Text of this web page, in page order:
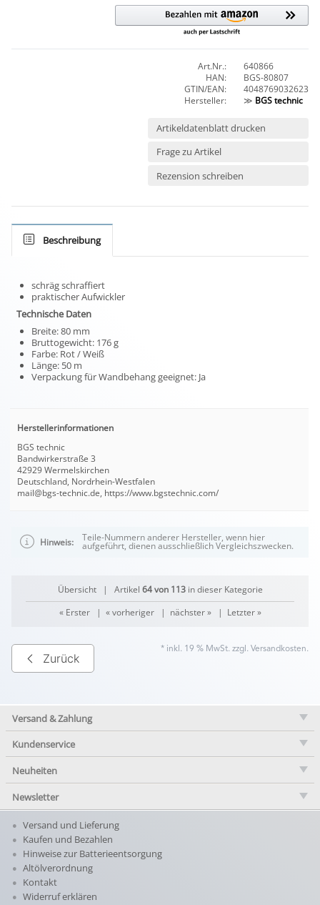
Art.Nr.:
640866
HAN:
BGS-80807
GTIN/EAN:
4048769032623
Hersteller:
≫ BGS technic
Artikeldatenblatt drucken
Frage zu Artikel
Rezension schreiben
Beschreibung
schräg schraffiert
praktischer Aufwickler
Technische Daten
Breite: 80 mm
Bruttogewicht: 176 g
Farbe: Rot / Weiß
Länge: 50 m
Verpackung für Wandbehang geeignet: Ja
Herstellerinformationen
BGS technic
Bandwirkerstraße 3
42929 Wermelskirchen
Deutschland, Nordrhein-Westfalen
mail@bgs-technic.de, https://www.bgstechnic.com/
Hinweis: Teile-Nummern anderer Hersteller, wenn hier
aufgeführt, dienen ausschließlich Vergleichszwecken.
Übersicht| Artikel 64 von 113in dieser Kategorie
« Erster| « vorheriger| nächster »| Letzter »
Zurück
* inkl. 19 % MwSt. zzgl. Versandkosten.
Versand & Zahlung
Kundenservice
Neuheiten
Newsletter
Versand und Lieferung
Kaufen und Bezahlen
Hinweise zur Batterieentsorgung
Altölverordnung
Kontakt
Widerruf erklären